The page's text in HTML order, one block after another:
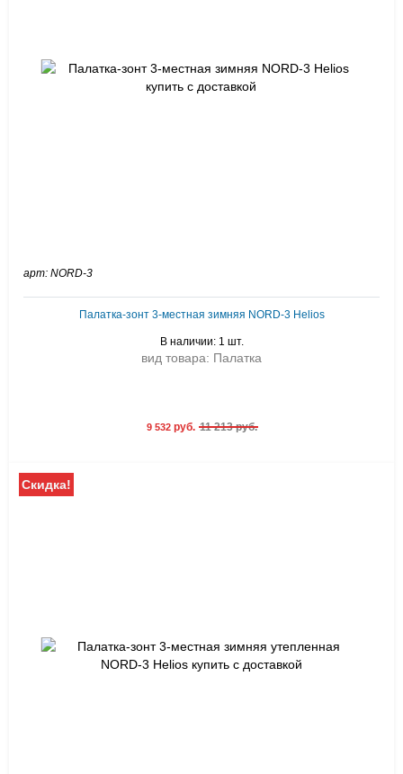
арт: NORD-3
Палатка-зонт 3-местная зимняя NORD-3 Helios
В наличии: 1 шт.
вид товара: Палатка
9 532руб. 11 213 руб.
Скидка!